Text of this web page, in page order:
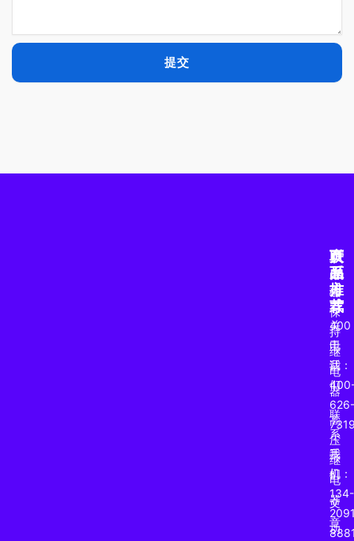
提交
产
品
磁
保
持
继
电
器
高
压
继
电
器
功
页
面
推
荐
关
于
我
们
联
系
我
们
文
章
联
系
方
式
400
电
话：
626-
手
机：
134-